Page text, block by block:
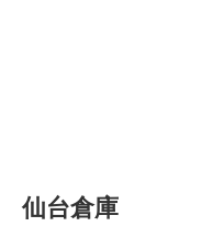
仙台倉庫